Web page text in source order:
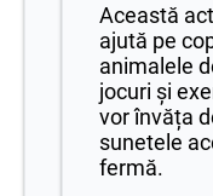
Această
ajută pe
animalele
jocuri și
vor învăța
sunetele
fermă.